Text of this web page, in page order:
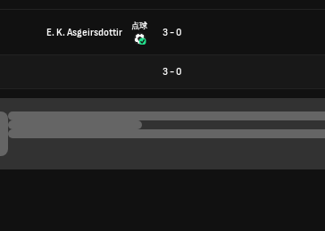
E. K. Asgeirsdottir
点球
3 - 0
3-0